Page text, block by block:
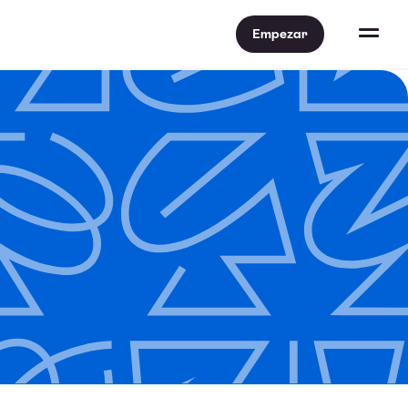
Empezar